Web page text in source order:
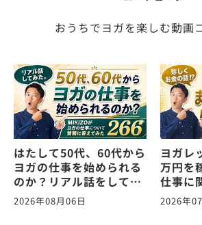
おうちでヨガを楽しむ動画
はたして50代、60代から
ヨガの仕事を始められる
のか？リアル話をしてみ
た。ヨガの仕事に関する
質問に答えます！
2026年08月06日
ヨガレ
万円を
仕事に
ます！
2026年